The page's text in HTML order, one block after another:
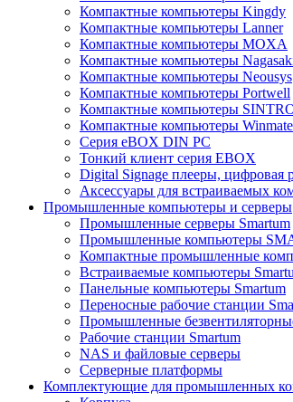
Компактные компьютеры Kingdy
Компактные компьютеры Lanner
Компактные компьютеры MOXA
Компактные компьютеры
Компактные компьютеры Neousys
Компактные компьютеры Portwell
Компактные компьютеры
Компактные компьютеры Winmate
Серия eBOX DIN PC
Тонкий клиент серия EBOX
Digital Signage плееры, цифровая
Аксессуары для встраиваемых
Промышленные компьютеры и серверы
Промышленные серверы Smartum
Промышленные компьютеры
Компактные промышленные
Встраиваемые компьютеры
Панельные компьютеры Smartum
Переносные рабочие станции
Промышленные
Рабочие станции Smartum
NAS и файловые серверы
Серверные платформы
Комплектующие для промышленных